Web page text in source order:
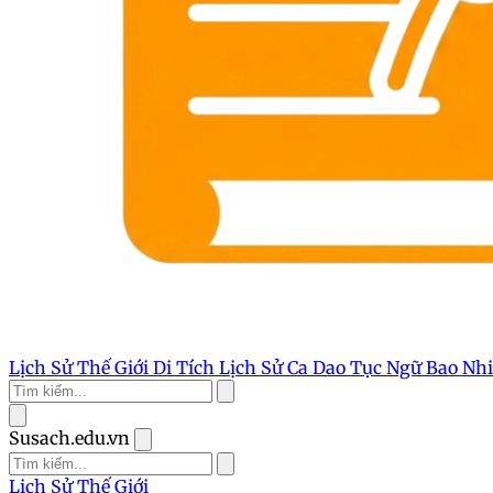
Lịch Sử Thế Giới Di Tích Lịch SửCa Dao Tục NgữBao
Susach.edu.vn
Lịch Sử Thế Giới